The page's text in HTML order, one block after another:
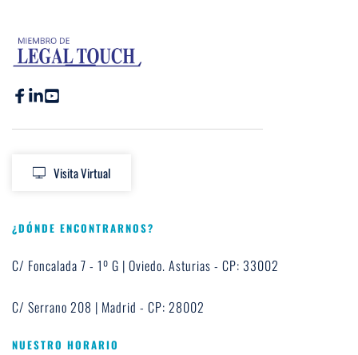
Visita Virtual
¿DÓNDE ENCONTRARNOS?
C/ Foncalada 7 - 1º G | Oviedo. Asturias - CP: 33002
C/ Serrano 208 | Madrid - CP: 28002
NUESTRO HORARIO